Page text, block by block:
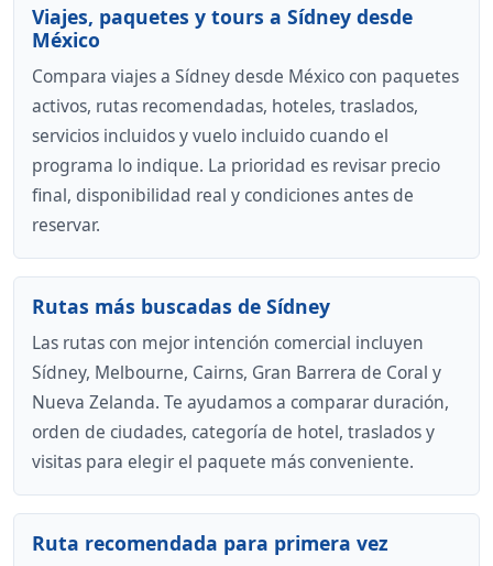
Viajes, paquetes y tours a Sídney desde
México
Compara viajes a Sídney desde México con paquetes
activos, rutas recomendadas, hoteles, traslados,
servicios incluidos y vuelo incluido cuando el
programa lo indique. La prioridad es revisar precio
final, disponibilidad real y condiciones antes de
reservar.
Rutas más buscadas de Sídney
Las rutas con mejor intención comercial incluyen
Sídney, Melbourne, Cairns, Gran Barrera de Coral y
Nueva Zelanda. Te ayudamos a comparar duración,
orden de ciudades, categoría de hotel, traslados y
visitas para elegir el paquete más conveniente.
Ruta recomendada para primera vez